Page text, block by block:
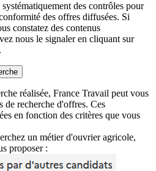
des contrôles pour
des offres diffusées. Si
constatez des contenus
nous le signaler en cliquant sur
réalisée, France Travail peut vous
de recherche d'offres. Ces
en fonction des critères que vous
un métier d'ouvrier agricole,
proposer :